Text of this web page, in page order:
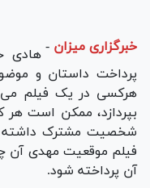
خبرگزاری میزان - هادی
پرداخت داستان و
هرکسی در یک فیلم
بپردازد، ممکن است هر
شخصیت مشترک داشته
فیلم موقعیت مهدی آن
آن پرداخته شود.